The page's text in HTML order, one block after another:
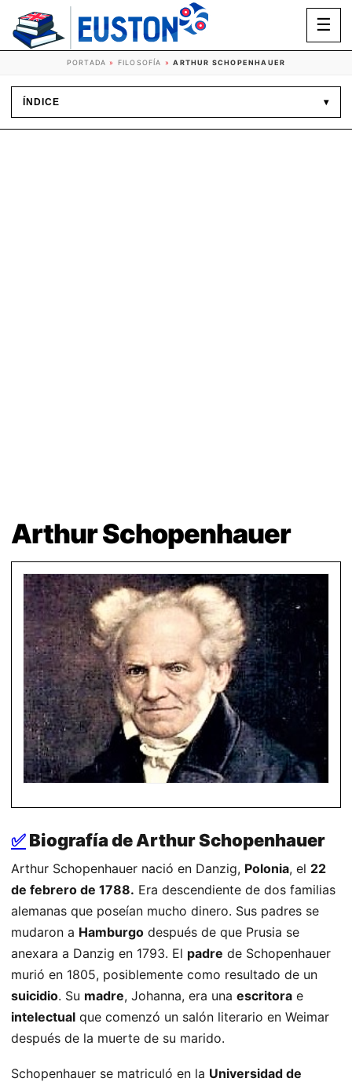
☰
PORTADA » FILOSOFÍA »ARTHUR SCHOPENHAUER
ÍNDICE ▾
Arthur Schopenhauer
✅Biografía de Arthur Schopenhauer
Arthur Schopenhauer nació en Danzig, Polonia, el 22
de febrero de 1788. Era descendiente de dos familias
alemanas que poseían mucho dinero. Sus padres se
mudaron a Hamburgo después de que Prusia se
anexara a Danzig en 1793. El padre de Schopenhauer
murió en 1805, posiblemente como resultado de un
suicidio. Su madre, Johanna, era una escritora e
intelectual que comenzó un salón literario en Weimar
después de la muerte de su marido.
Schopenhauer se matriculó en la Universidad de